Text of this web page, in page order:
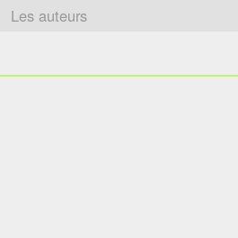
Les auteurs